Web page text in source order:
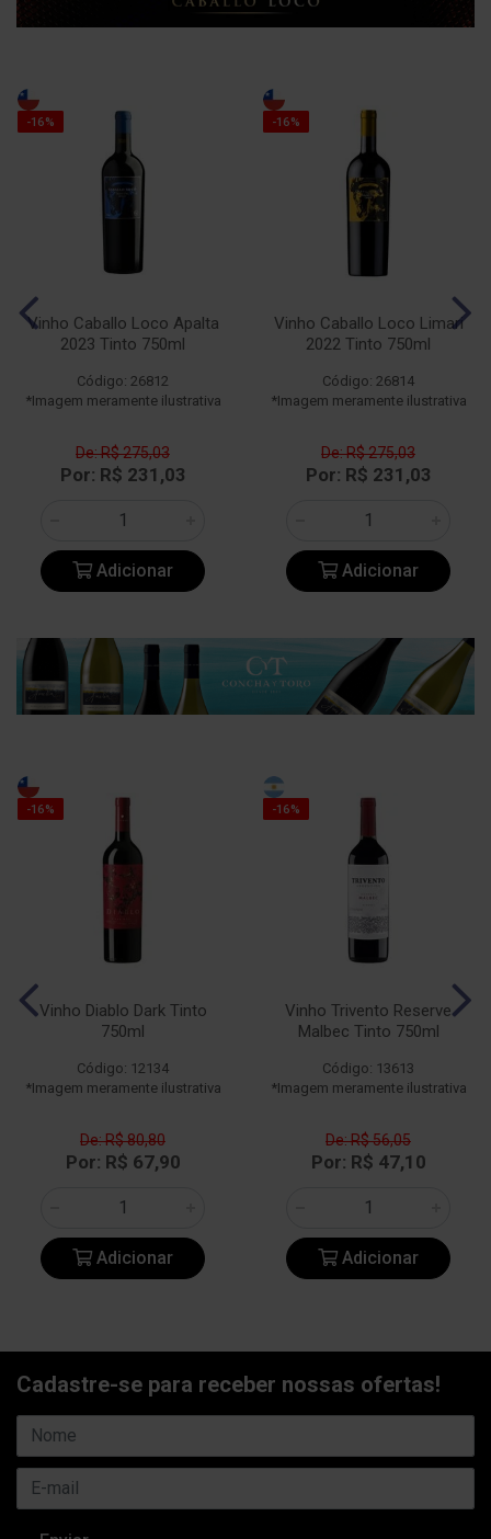
-16%
Vinho Caballo Loco Apalta
2023 Tinto 750ml
Código: 26812
*Imagem meramente ilustrativa
De: R$ 275,03
Por: R$ 231,03
Adicionar
-16%
Vinho Caballo Loco Limari
2022 Tinto 750ml
Código: 26814
*Imagem meramente ilustrativa
De: R$ 275,03
Por: R$ 231,03
Adicionar
-16%
Vinho Diablo Dark Tinto
750ml
Código: 12134
*Imagem meramente ilustrativa
De: R$ 80,80
Por: R$ 67,90
Adicionar
-16%
Vinho Trivento Reserve
Malbec Tinto 750ml
Código: 13613
*Imagem meramente ilustrativa
De: R$ 56,05
Por: R$ 47,10
Adicionar
Cadastre-se para receber nossas ofertas!